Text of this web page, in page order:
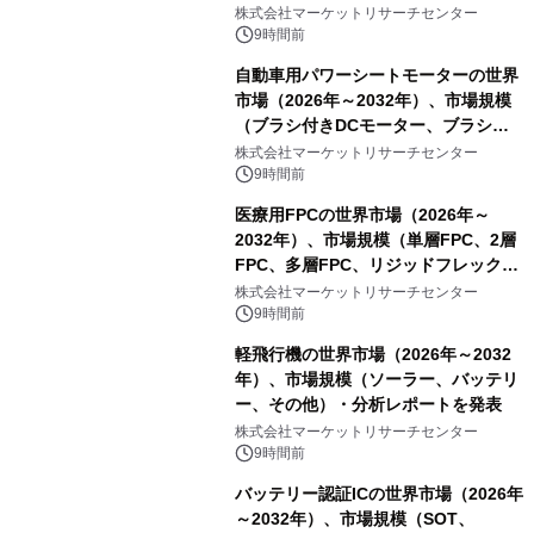
レーム）・分析レポートを発表
株式会社マーケットリサーチセンター
9時間前
自動車用パワーシートモーターの世界
市場（2026年～2032年）、市場規模
（ブラシ付きDCモーター、ブラシレ
スDCモーター）・分析レポートを発
表
株式会社マーケットリサーチセンター
9時間前
医療用FPCの世界市場（2026年～
2032年）、市場規模（単層FPC、2層
FPC、多層FPC、リジッドフレックス
PCB）・分析レポートを発表
株式会社マーケットリサーチセンター
9時間前
軽飛行機の世界市場（2026年～2032
年）、市場規模（ソーラー、バッテリ
ー、その他）・分析レポートを発表
株式会社マーケットリサーチセンター
9時間前
バッテリー認証ICの世界市場（2026年
～2032年）、市場規模（SOT、